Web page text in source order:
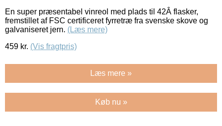
En super præsentabel vinreol med plads til 42Â flasker,
fremstillet af FSC certificeret fyrretræ fra svenske skove og
galvaniseret jern. (Læs mere)
459 kr. (Vis fragtpris)
Læs mere »
Køb nu »